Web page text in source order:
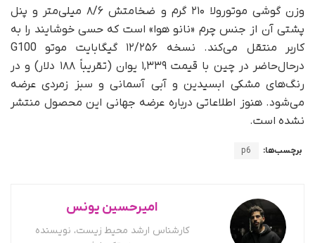
وزن گوشی موتورولا ۲۱۰ گرم و ضخامتش ۸/۶ میلی‌متر و پنل
پشتی آن از جنس چرم «نانو هوا» است که حسی خوشایند را به
کاربر منتقل می‌کند. نسخه ۱۲/۲۵۶ گیگابایت موتو G100
در‌حال‌حاضر در چین با قیمت ۱,۳۳۹ یوان (تقریباً ۱۸۸ دلار) و در
رنگ‌های مشکی ابسیدین و آبی آسمانی و سبز زمردی عرضه
می‌شود. هنوز اطلاعاتی درباره عرضه جهانی این محصول منتشر
نشده است.
برچسب‌ها: p6
امیرحسین یونس
کارشناس ارشد محیط زیست، نویسنده